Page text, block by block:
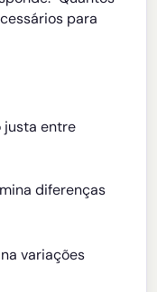
para
justa entre
diferenças
variações